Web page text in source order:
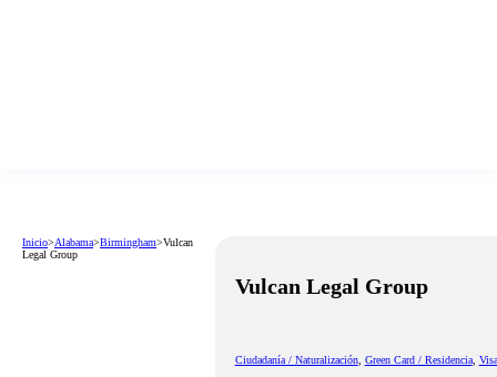
Inicio>Alabama>Birmingham>Vulcan
Legal Group
Vulcan Legal Group
Ciudadanía / Naturalización, Green Card / Residencia,